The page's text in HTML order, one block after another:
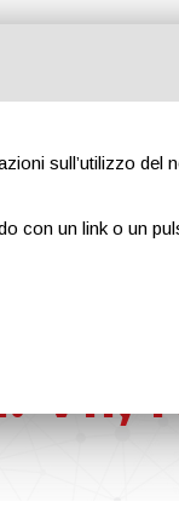
Pubblicità
VII,
sull’utilizzo
con un link o un